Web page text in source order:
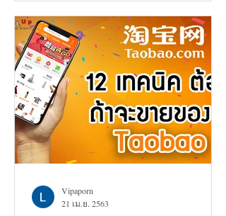
Vipaporn
21 เม.ย. 2563